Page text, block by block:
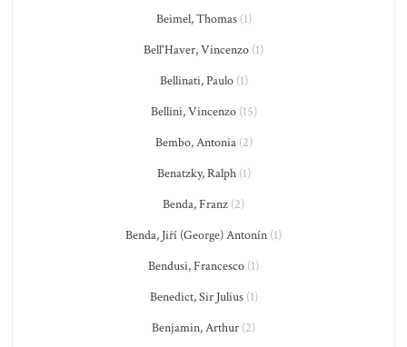
Beimel, Thomas(1)
Bell'Haver, Vincenzo (1)
Bellinati, Paulo(1)
Bellini, Vincenzo(15)
Bembo, Antonia(2)
Benatzky, Ralph(1)
Benda, Franz (2)
Benda, Jiří (George) Antonín (1)
Bendusi, Francesco (1)
Benedict, Sir Julius(1)
Benjamin, Arthur (2)